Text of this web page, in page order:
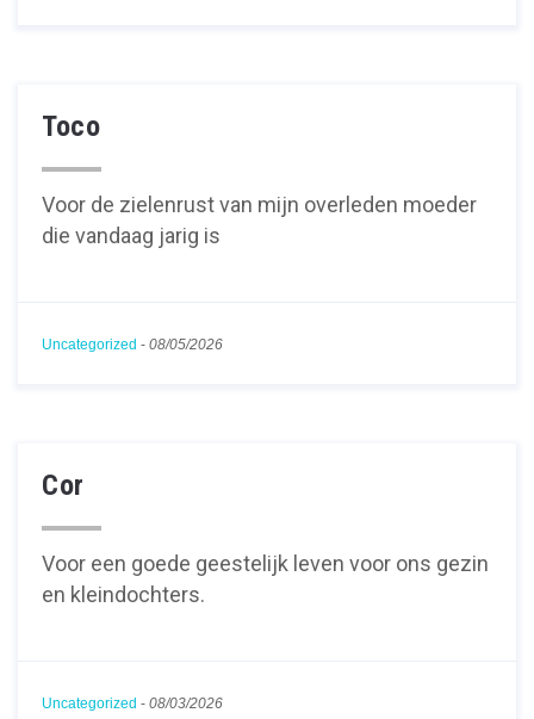
Toco
Voor de zielenrust van mijn overleden moeder
die vandaag jarig is
Uncategorized - 08/05/2026
Cor
Voor een goede geestelijk leven voor ons gezin
en kleindochters.
Uncategorized - 08/03/2026